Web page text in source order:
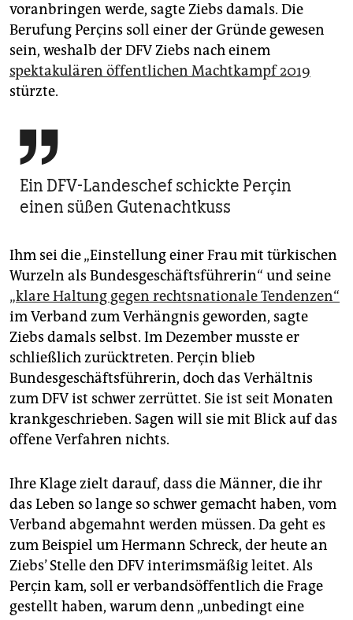
voranbringen werde, sagte Ziebs damals. Die
Berufung Perçins soll einer der Gründe gewesen
sein, weshalb der DFV Ziebs nach einem
spektakulären öffentlichen Machtkampf 2019
stürzte.

Ein DFV-Landeschef schickte Perçin
einen süßen Gutenachtkuss
Ihm sei die „Einstellung einer Frau mit türkischen
Wurzeln als Bundesgeschäftsführerin“ und seine
„klare Haltung gegen rechtsnationale Tendenzen“
im Verband zum Verhängnis geworden, sagte
Ziebs damals selbst. Im Dezember musste er
schließlich zurücktreten. Perçin blieb
Bundesgeschäftsführerin, doch das Verhältnis
zum DFV ist schwer zerrüttet. Sie ist seit Monaten
krankgeschrieben. Sagen will sie mit Blick auf das
offene Verfahren nichts.
Ihre Klage zielt darauf, dass die Männer, die ihr
das Leben so lange so schwer gemacht haben, vom
Verband abgemahnt werden müssen. Da geht es
zum Beispiel um Hermann Schreck, der heute an
Ziebs’ Stelle den DFV interimsmäßig leitet. Als
Perçin kam, soll er verbandsöffentlich die Frage
gestellt haben, warum denn „unbedingt eine